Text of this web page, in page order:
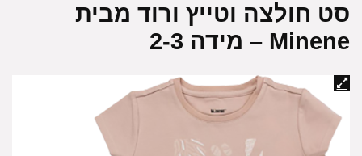
סט חולצה וטייץ ורוד מבית
Minene – מידה 2-3